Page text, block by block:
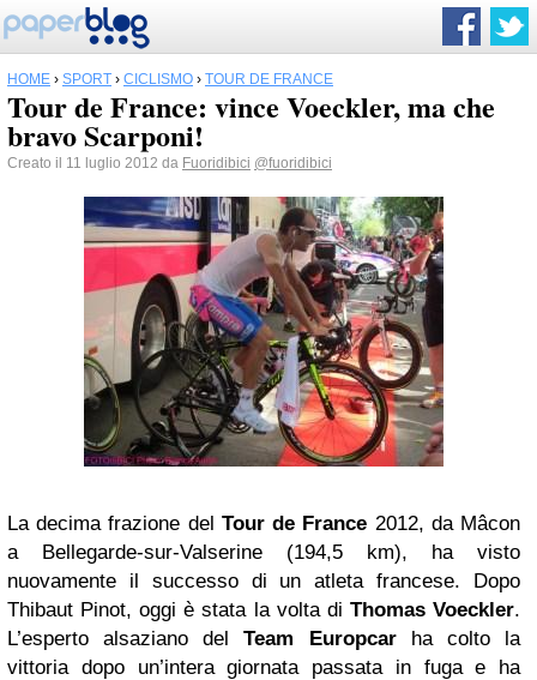
HOME › SPORT › CICLISMO › TOUR DE FRANCE
Tour de France: vince Voeckler, ma che
bravo Scarponi!
Creato il 11 luglio 2012 da Fuoridibici @fuoridibici
La decima frazione del Tour de France 2012, da Mâcon
a Bellegarde-sur-Valserine (194,5 km), ha visto
nuovamente il successo di un atleta francese. Dopo
Thibaut Pinot, oggi è stata la volta di Thomas Voeckler.
L’esperto alsaziano delTeam Europcarha colto la
vittoria dopo un’intera giornata passata in fuga e ha